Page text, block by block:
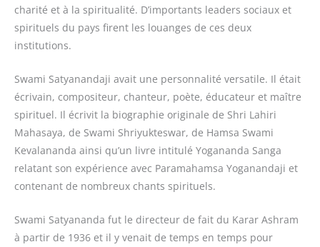
charité et à la spiritualité. D’importants leaders sociaux et
spirituels du pays firent les louanges de ces deux
institutions.
Swami Satyanandaji avait une personnalité versatile. Il était
écrivain, compositeur, chanteur, poète, éducateur et maître
spirituel. Il écrivit la biographie originale de Shri Lahiri
Mahasaya, de Swami Shriyukteswar, de Hamsa Swami
Kevalananda ainsi qu’un livre intitulé Yogananda Sanga
relatant son expérience avec Paramahamsa Yoganandaji et
contenant de nombreux chants spirituels.
Swami Satyananda fut le directeur de fait du Karar Ashram
à partir de 1936 et il y venait de temps en temps pour